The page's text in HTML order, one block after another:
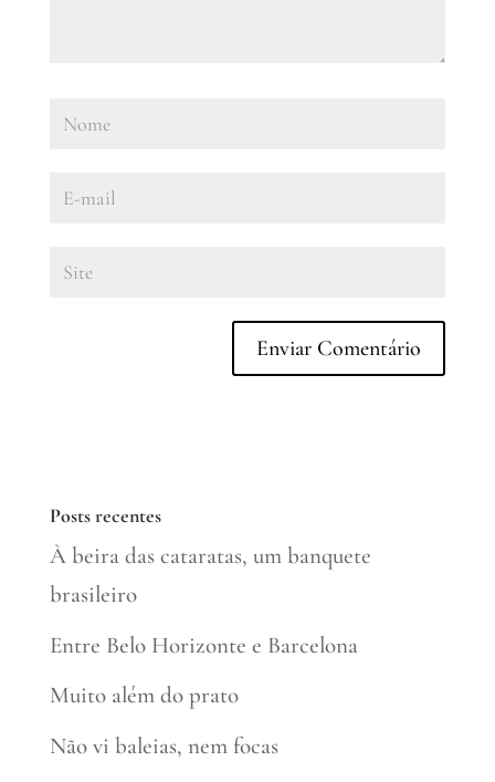
Posts recentes
À beira das cataratas, um banquete
brasileiro
Entre Belo Horizonte e Barcelona
Muito além do prato
Não vi baleias, nem focas